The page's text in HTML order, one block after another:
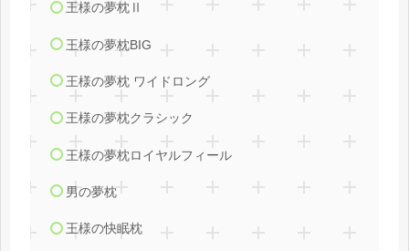
王様の夢枕Ⅱ
王様の夢枕BIG
王様の夢枕 ワイドロング
王様の夢枕クラシック
王様の夢枕ロイヤルフィール
男の夢枕
王様の快眠枕